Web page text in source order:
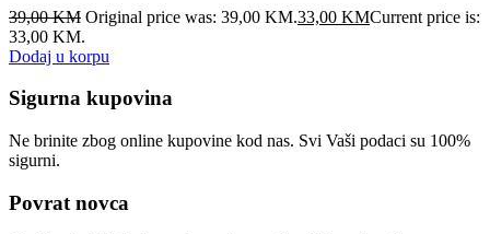
39,00KM Original price was: 39,00 KM.33,00 KMCurrent price is:
33,00 KM.
Dodaj u korpu
Sigurna kupovina
Ne brinite zbog online kupovine kod nas. Svi Vaši podaci su 100%
sigurni.
Povrat novca